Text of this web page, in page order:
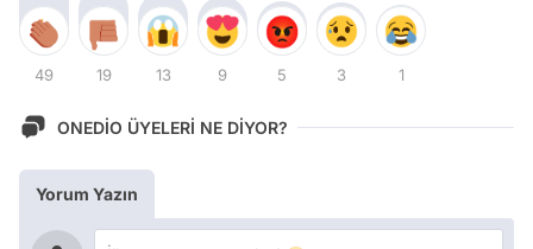
49 19 13 9 5 3 1
ONEDİO ÜYELERİ NE DİYOR?
Yorum Yazın